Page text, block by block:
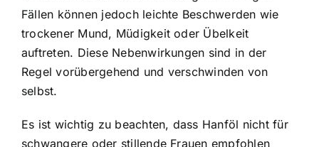
Fällen können jedoch leichte Beschwerden wie
trockener Mund, Müdigkeit oder Übelkeit
auftreten. Diese Nebenwirkungen sind in der
Regel vorübergehend und verschwinden von
selbst.
Es ist wichtig zu beachten, dass Hanföl nicht für
schwangere oder stillende Frauen empfohlen